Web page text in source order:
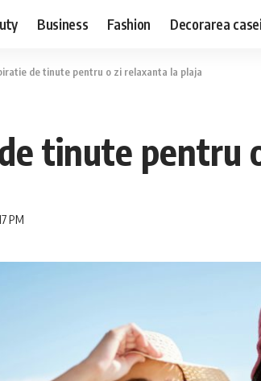
Business Fashion Decorarea
de tinute pentru o zi relaxanta la plaja
tinute pentru
PM